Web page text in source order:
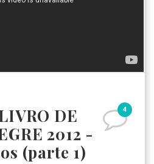
4
DE
2012 -
(parte 1)